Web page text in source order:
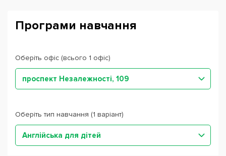
Програми навчання
Оберіть офіс (всього 1 офіс)
проспект Незалежності, 109
Оберіть тип навчання (1 варіант)
Англійська для дітей